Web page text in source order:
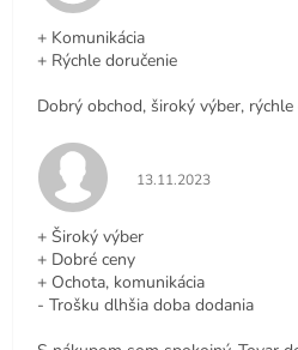
+ Komunikácia
+ Rýchle doručenie
Dobrý obchod, široký výber,
Hodnotenie obchodu
13.11.2023
+ Široký výber
+ Dobré ceny
+ Ochota, komunikácia
- Trošku dlhšia doba dodania